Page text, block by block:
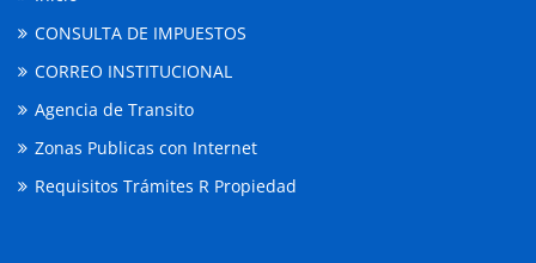
CONSULTA DE IMPUESTOS
CORREO INSTITUCIONAL
Agencia de Transito
Zonas Publicas con Internet
Requisitos Trámites R Propiedad